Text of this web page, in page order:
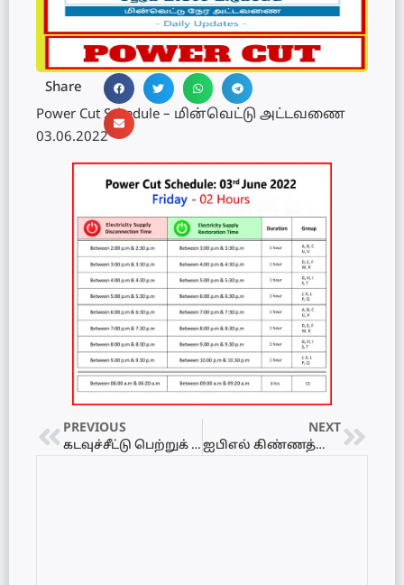
Share
Power Cut Schedule – மின்வெட்டு அட்டவணை
03.06.2022
PREVIOUS
கடவுச்சீட்டு பெற்றுக் கொண்டவர்கள் தொடர்பான அறிவிப்பு
NEXT
ஐபிஎல் கிண்ணத்தைக் கைப்பற்றியதில் மோசடி